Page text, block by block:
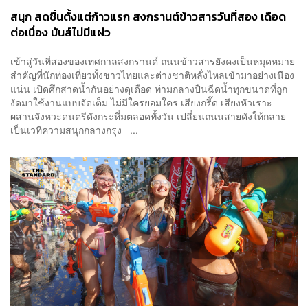
สนุก สดชื่นตั้งแต่ก้าวแรก สงกรานต์ข้าวสารวันที่สอง เดือด
ต่อเนื่อง มันส์ไม่มีแผ่ว
เข้าสู่วันที่สองของเทศกาลสงกรานต์ ถนนข้าวสารยังคงเป็นหมุดหมาย
สำคัญที่นักท่องเที่ยวทั้งชาวไทยและต่างชาติหลั่งไหลเข้ามาอย่างเนือง
แน่น เปิดศึกสาดน้ำกันอย่างดุเดือด ท่ามกลางปืนฉีดน้ำทุกขนาดที่ถูก
งัดมาใช้งานแบบจัดเต็ม ไม่มีใครยอมใคร เสียงกรี๊ด เสียงหัวเราะ
ผสานจังหวะดนตรีดังกระหึ่มตลอดทั้งวัน เปลี่ยนถนนสายดังให้กลาย
เป็นเวทีความสนุกกลางกรุง ...